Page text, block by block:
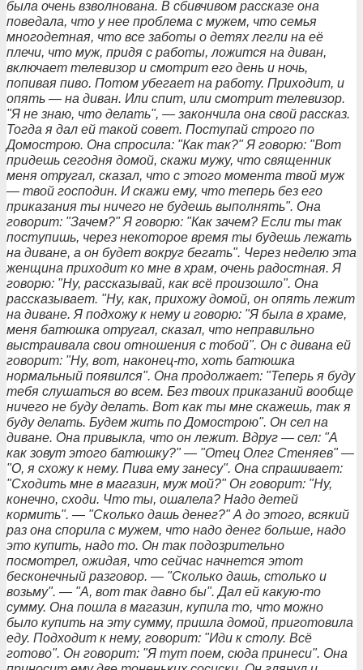
была очень взволнована. В сбивчивом рассказе она
поведала, что у нее проблема с мужем, что семья
многодетная, что все заботы о детях легли на её
плечи, что муж, придя с работы, ложится на диван,
включает телевизор и смотрит его день и ночь,
попивая пиво. Потом убегает на работу. Приходит, и
опять — на диван. Или спит, или смотрит телевизор.
"Я не знаю, что делать", — закончила она свой рассказ.
Тогда я дал ей такой совет. Поступай строго по
Домострою. Она спросила: "Как так?" Я говорю: "Вот
придешь сегодня домой, скажи мужу, что священник
меня отругал, сказал, что с этого момента твой муж
— твой господин. И скажи ему, что теперь без его
приказания ты ничего не будешь выполнять". Она
говорит: "Зачем?" Я говорю: "Как зачем? Если ты так
поступишь, через некоторое время ты будешь лежать
на диване, а он будет вокруг бегать". Через неделю эта
женщина приходит ко мне в храм, очень радостная. Я
говорю: "Ну, рассказывай, как всё произошло". Она
рассказывает. "Ну, как, прихожу домой, он опять лежит
на диване. Я подхожу к нему и говорю: "Я была в храме,
меня батюшка отругал, сказал, что неправильно
выстраивала свои отношения с тобой". Он с дивана ей
говорит: "Ну, вот, наконец-то, хоть батюшка
нормальный появился". Она продолжает: "Теперь я буду
тебя слушаться во всем. Без твоих приказаний вообще
ничего не буду делать. Вот как ты мне скажешь, так я
буду делать. Будем жить по Домострою". Он сел на
диване. Она привыкла, что он лежит. Вдруг — сел: "А
как зовут этого батюшку?" — "Отец Олег Стеняев" —
"О, я схожу к нему. Пива ему занесу". Она спрашивает:
"Сходить мне в магазин, муж мой?" Он говорит: "Ну,
конечно, сходи. Что ты, ошалела? Надо детей
кормить". — "Сколько дашь денег?" А до этого, всякий
раз она спорила с мужем, что надо денег больше, надо
это купить, надо то. Он так подозрительно
посмотрел, ожидая, что сейчас начнется этот
бесконечный разговор. — "Сколько дашь, столько и
возьму". — "А, вот так давно бы". Дал ей какую-то
сумму. Она пошла в магазин, купила то, что можно
было купить на эту сумму, пришла домой, приготовила
еду. Подходит к нему, говорит: "Иди к столу. Всё
готово". Он говорит: "Я тут поем, сюда принеси". Она